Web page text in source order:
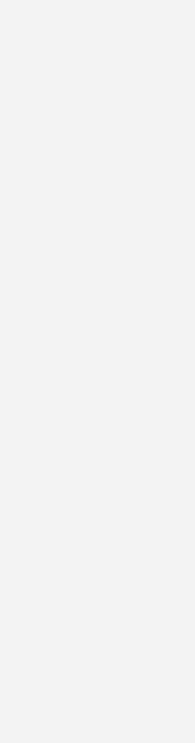
mit einer
auf den
für viel
zeichnet sich nicht
bietet auch